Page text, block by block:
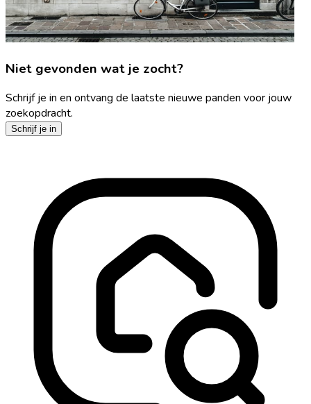
Niet gevonden wat je zocht?
Schrijf je in en ontvang de laatste nieuwe panden voor jouw
zoekopdracht.
Schrijf je in